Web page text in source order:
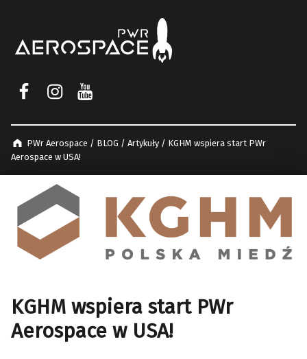
PWr Aerospace / BLOG / Artykuły/ KGHM wspiera start PWr
Aerospace w USA!
KGHM wspiera start PWr
Aerospace w USA!